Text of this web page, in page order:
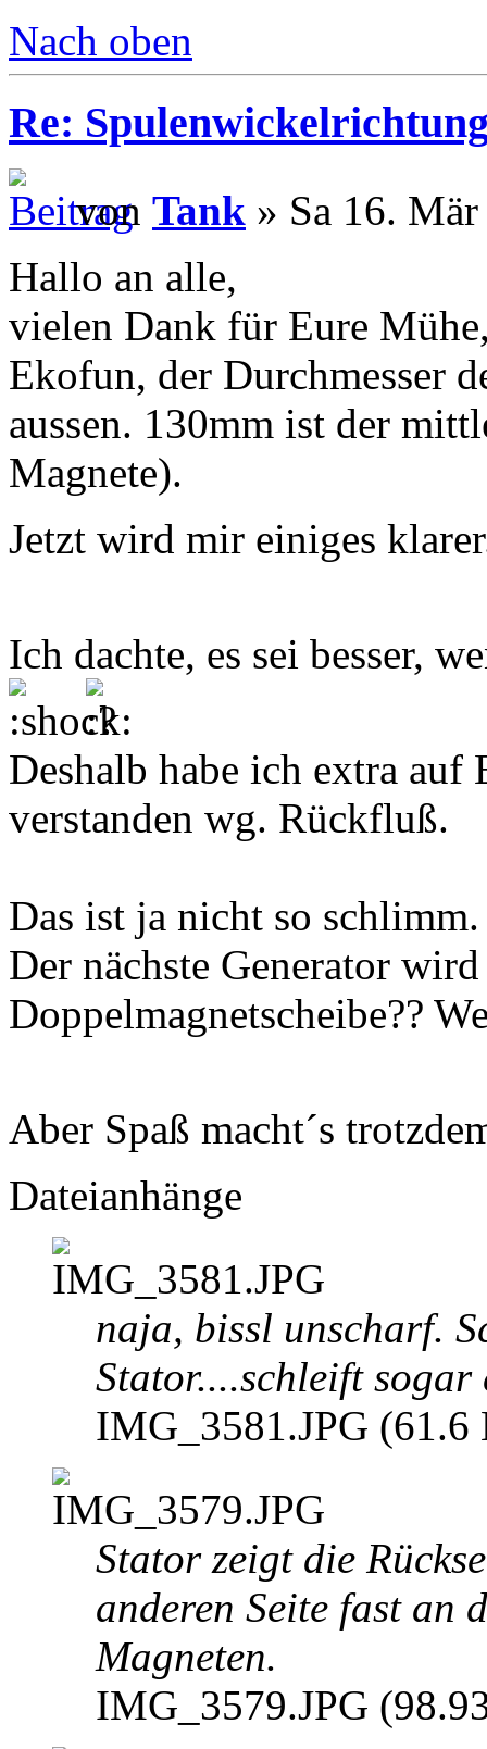
Nach oben
Re:
von Tank » Sa 16.
Hallo an alle,
vielen Dank für Eure
Ekofun, der Durchmesser
aussen. 130mm ist der
Magnete).
Jetzt wird mir einiges
Ich dachte, es sei besser,
Deshalb habe ich extra
verstanden wg. Rückfluß.
Das ist ja nicht so
Der nächste Generator
Doppelmagnetscheibe??
Aber Spaß macht´s
Dateianhänge
naja, bissl unscharf.
Stator....schleift sogar
IMG_3581.JPG
Stator zeigt die
anderen Seite fast an
Magneten.
IMG_3579.JPG